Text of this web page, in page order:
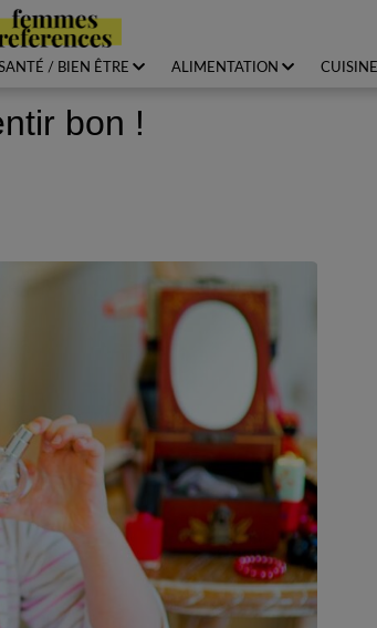
/ BIEN ÊTRE ALIMENTATION CUISINE
bon !